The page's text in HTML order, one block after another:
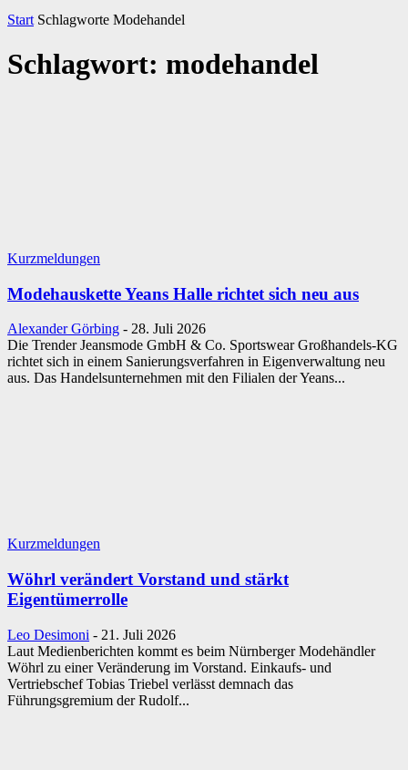
Start Schlagworte Modehandel
Schlagwort: modehandel
Kurzmeldungen
Modehauskette Yeans Halle richtet sich neu aus
Alexander Görbing - 28. Juli 2026
Die Trender Jeansmode GmbH & Co. Sportswear Großhandels-KG
richtet sich in einem Sanierungsverfahren in Eigenverwaltung neu
aus. Das Handelsunternehmen mit den Filialen der Yeans...
Kurzmeldungen
Wöhrl verändert Vorstand und stärkt
Eigentümerrolle
Leo Desimoni - 21. Juli 2026
Laut Medienberichten kommt es beim Nürnberger Modehändler
Wöhrl zu einer Veränderung im Vorstand. Einkaufs- und
Vertriebschef Tobias Triebel verlässt demnach das
Führungsgremium der Rudolf...